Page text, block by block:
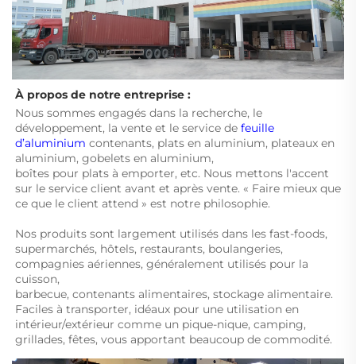
À propos de notre entreprise :
Nous sommes engagés dans la recherche, le
développement, la vente et le service de feuille
d’aluminium contenants, plats en aluminium, plateaux en
aluminium, gobelets en aluminium,
boîtes pour plats à emporter, etc. Nous mettons l'accent
sur le service client avant et après vente. « Faire mieux que
ce que le client attend » est notre philosophie.
Nos produits sont largement utilisés dans les fast-foods,
supermarchés, hôtels, restaurants, boulangeries,
compagnies aériennes, généralement utilisés pour la
cuisson,
barbecue, contenants alimentaires, stockage alimentaire.
Faciles à transporter, idéaux pour une utilisation en
intérieur/extérieur comme un pique-nique, camping,
grillades, fêtes, vous apportant beaucoup de commodité.